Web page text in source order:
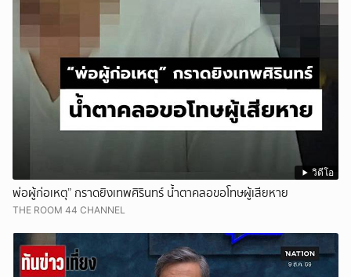
วิดีโอ
พ่อผู้ก่อเหตุ” กราดยิงเทพศิรินทร์ น้ำตาคลอขอโทษผู้เสียหาย
THE ROOM 44 CHANNEL